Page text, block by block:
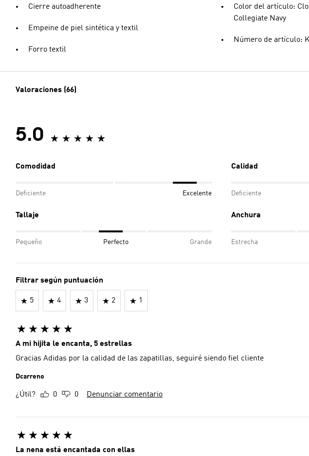
Cierre autoadherente
Empeine de piel sintética y textil
Forro textil
Color del artículo:
Collegiate Navy
Número de artículo:
Valoraciones (66)
5.0
Comodidad
Deficiente Excelente
Calidad
Deficiente
Tallaje
Pequeño Perfecto Grande
Anchura
Estrecha
Filtrar según puntuación
5 4 3 2 1
A mi hijita le encanta, 5 estrellas
Gracias Adidas por la calidad de las zapatillas, seguiré siendo fiel cliente
Dcarreno
¿Útil? 0 0 Denunciar comentario
La nena está encantada con ellas